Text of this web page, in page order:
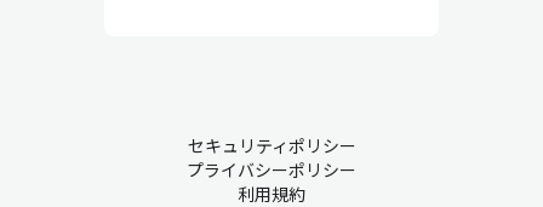
セキュリティポリシー
プライバシーポリシー
利用規約